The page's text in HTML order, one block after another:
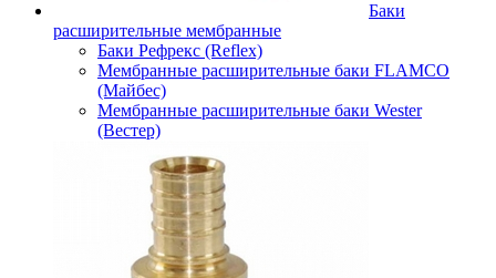
Баки
расширительные мембранные
Баки Рефрекс (Reflex)
Мембранные расширительные баки FLAMCO
(Майбес)
Мембранные расширительные баки Wester
(Вестер)